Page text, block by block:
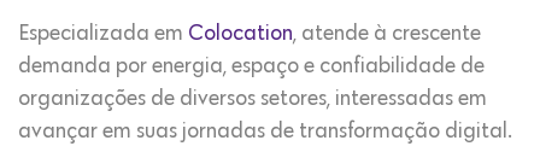
Especializada em Colocation, atende à crescente
demanda por energia, espaço e confiabilidade de
organizações de diversos setores, interessadas em
avançar em suas jornadas de transformação digital.